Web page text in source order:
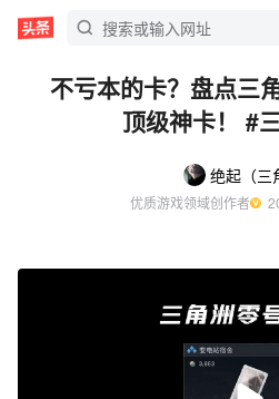
不亏本的卡？盘点三
顶级神卡！ #
优质游戏领域创作者